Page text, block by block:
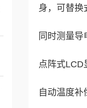
身，可替换
同时测量
点阵式LCD
自动温度补